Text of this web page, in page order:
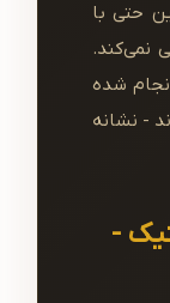
حتی با
نمی‌کند.
شده
- نشانه
-